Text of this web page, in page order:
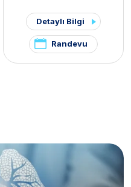
Detaylı Bilgi
Randevu